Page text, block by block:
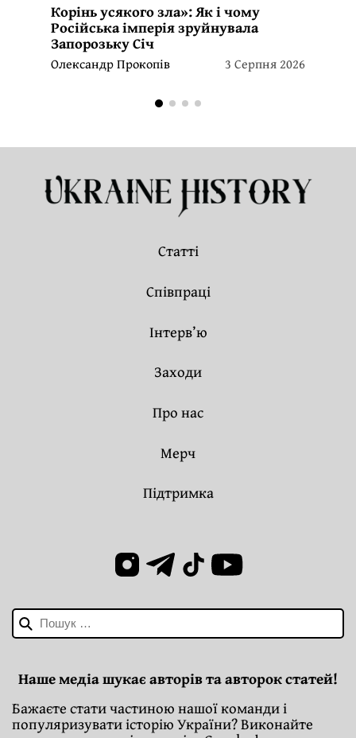
Корінь усякого зла»: Як і чому
Російська імперія зруйнувала
Запорозьку Січ
Олександр Прокопів 3 Серпня 2026
Пошук:
Статті
Співпраці
Інтерв’ю
Заходи
Про нас
Мерч
Підтримка
Наше медіа шукає авторів та авторок статей!
Бажаєте стати частиною нашої команди і
популяризувати історію України? Виконайте